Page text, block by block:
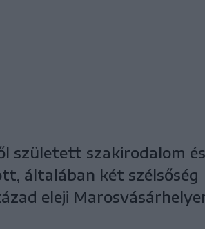
született szakirodalom és
általában két szélsőség
eleji